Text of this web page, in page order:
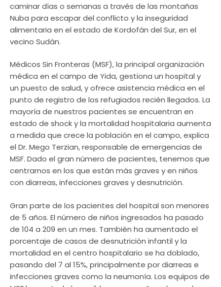
caminar días o semanas a través de las montañas
Nuba para escapar del conflicto y la inseguridad
alimentaria en el estado de Kordofán del Sur, en el
vecino Sudán.
Médicos Sin Fronteras (MSF), la principal organización
médica en el campo de Yida, gestiona un hospital y
un puesto de salud, y ofrece asistencia médica en el
punto de registro de los refugiados recién llegados. La
mayoría de nuestros pacientes se encuentran en
estado de shock y la mortalidad hospitalaria aumenta
a medida que crece la población en el campo, explica
el Dr. Mego Terzian, responsable de emergencias de
MSF. Dado el gran número de pacientes, tenemos que
centrarnos en los que están más graves y en niños
con diarreas, infecciones graves y desnutrición.
Gran parte de los pacientes del hospital son menores
de 5 años. El número de niños ingresados ha pasado
de 104 a 209 en un mes. También ha aumentado el
porcentaje de casos de desnutrición infantil y la
mortalidad en el centro hospitalario se ha doblado,
pasando del 7 al 15%, principalmente por diarreas e
infecciones graves como la neumonía. Los equipos de